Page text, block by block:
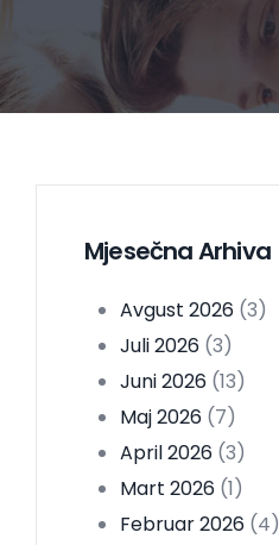
Mjesečna Arhiva
Avgust 2026 (3)
Juli 2026 (3)
Juni 2026 (13)
Maj 2026 (7)
April 2026 (3)
Mart 2026 (1)
Februar 2026 (4)